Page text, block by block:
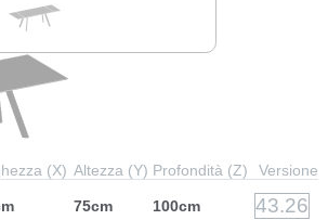
(X) Altezza (Y) Profondità (Z) Versione
75cm 100cm 43.26